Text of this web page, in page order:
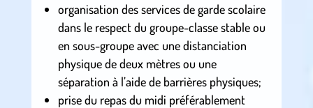
organisation des services de garde scolaire
dans le respect du groupe-classe stable ou
en sous-groupe avec une distanciation
physique de deux mètres ou une
séparation à l’aide de barrières physiques;
prise du repas du midi préférablement